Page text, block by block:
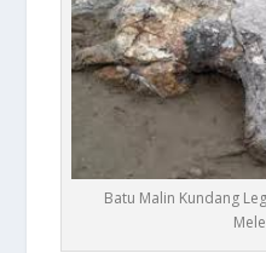
Batu Malin Kundang